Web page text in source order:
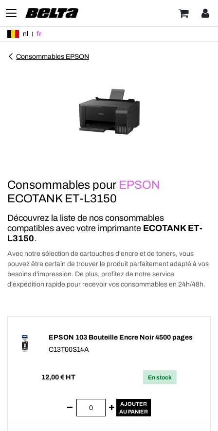
nl fr
Consommables EPSON
Consommables pour EPSON
ECOTANK ET-L3150
Découvrez la liste de nos consommables
compatibles avec votre imprimante ECOTANK ET-
L3150.
Avec notre sélection de cartouches d'encre et de toners, vous
pouvez être certain de trouver le produit parfaitement adapté à vos
besoins d'impression. De plus, profitez de notre service
d'expédition rapide pour recevoir vos consommables en 24h/48h.
EPSON 103 Bouteille Encre Noir 4500 pages
C13T00S14A
12,00 € HT En stock
AJOUTER
AU PANIER